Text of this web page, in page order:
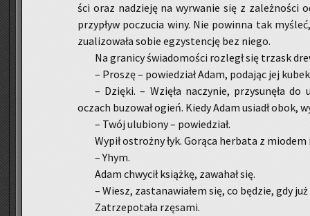
ści oraz na­dzie­ję na wy­rwa­nie się z za­leż­no­ści
przy­pływ po­czu­cia winy. Nie po­win­na tak
zu­ali­zo­wa­ła sobie eg­zy­sten­cję bez niego.
Na gra­ni­cy świa­do­mo­ści roz­legł się trzask
– Pro­szę – po­wie­dział Adam, po­da­jąc jej
– Dzię­ki. – Wzię­ła na­czy­nie, przy­su­nę­ła
oczach bu­zo­wał ogień. Kiedy Adam usiadł obok,
– Twój ulu­bio­ny – po­wie­dział.
Wypił ostroż­ny łyk. Go­rą­ca her­ba­ta z
– Yhym.
Adam chwy­cił książ­kę, za­wa­hał się.
– Wiesz, za­sta­na­wia­łem się, co bę­dzie, gdy
Za­trze­po­ta­ła rzę­sa­mi.